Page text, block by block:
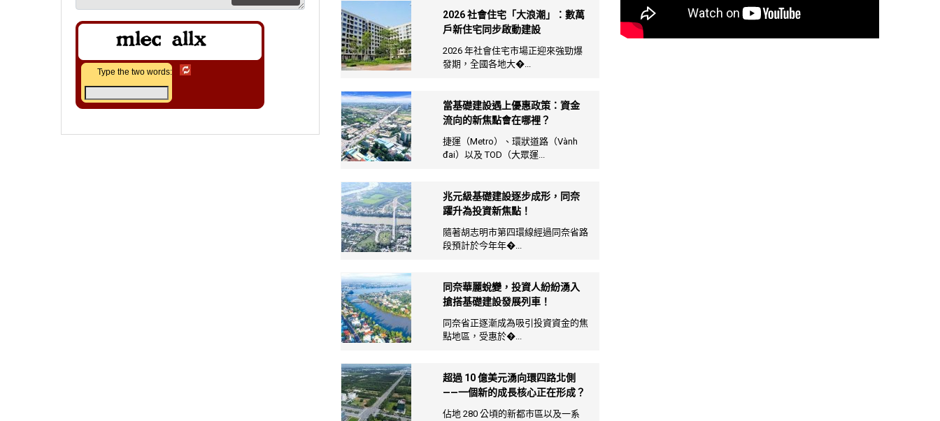
Type the two words:
2026 社會住宅「大浪潮」：數萬
戶新住宅同步啟動建設
2026 年社會住宅市場正迎來強勁爆
發期，全國各地大�...
當基礎建設遇上優惠政策：資金
流向的新焦點會在哪裡？
捷運（Metro）、環狀道路（Vành
đai）以及 TOD（大眾運...
兆元級基礎建設逐步成形，同奈
躍升為投資新焦點！
隨著胡志明市第四環線經過同奈省路
段預計於今年年�...
同奈華麗蛻變，投資人紛紛湧入
搶搭基礎建設發展列車！
同奈省正逐漸成為吸引投資資金的焦
點地區，受惠於�...
超過 10 億美元湧向環四路北側
——一個新的成長核心正在形成？
佔地 280 公頃的新都市區以及一系